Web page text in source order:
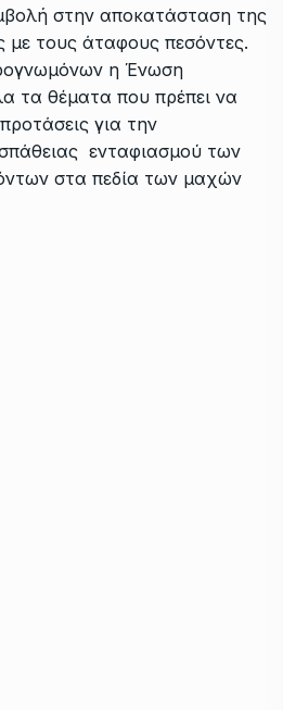
στην αποκατάσταση της
με τους άταφους πεσόντες.
η Ένωση
τα θέματα που πρέπει να
για την
ενταφιασμού των
στα πεδία των μαχών